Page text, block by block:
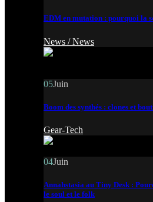
EDM en mutation : pourquoi la
News /News
05Juin
Boom des synthés : clones et
Gear-Tech
04Juin
Annahstasia au Tiny Desk :
le soul et le folk